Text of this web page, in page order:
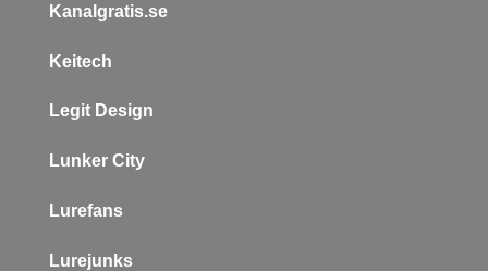
Kanalgratis.se
Keitech
Legit Design
Lunker City
Lurefans
Lurejunks